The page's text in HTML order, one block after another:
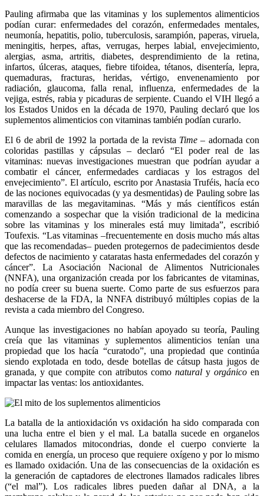
Pauling afirmaba que las vitaminas y los suplementos alimenticios
podían curar: enfermedades del corazón, enfermedades mentales,
neumonía, hepatitis, polio, tuberculosis, sarampión, paperas, viruela,
meningitis, herpes, aftas, verrugas, herpes labial, envejecimiento,
alergias, asma, artritis, diabetes, desprendimiento de la retina,
infartos, úlceras, ataques, fiebre tifoidea, tétanos, disentería, lepra,
quemaduras, fracturas, heridas, vértigo, envenenamiento por
radiación, glaucoma, falla renal, influenza, enfermedades de la
vejiga, estrés, rabia y picaduras de serpiente. Cuando el VIH llegó a
los Estados Unidos en la década de 1970, Pauling declaró que los
suplementos alimenticios con vitaminas también podían curarlo.
El 6 de abril de 1992 la portada de la revista Time– adornada con
coloridas pastillas y cápsulas – declaró “El poder real de las
vitaminas: nuevas investigaciones muestran que podrían ayudar a
combatir el cáncer, enfermedades cardiacas y los estragos del
envejecimiento”. El artículo, escrito por Anastasia Truféis, hacía eco
de las nociones equivocadas (y ya desmentidas) de Pauling sobre las
maravillas de las megavitaminas. “Más y más científicos están
comenzando a sospechar que la visión tradicional de la medicina
sobre las vitaminas y los minerales está muy limitada”, escribió
Toufexis. “Las vitaminas –frecuentemente en dosis mucho más altas
que las recomendadas– pueden protegernos de padecimientos desde
defectos de nacimiento y cataratas hasta enfermedades del corazón y
cáncer”. La Asociación Nacional de Alimentos Nutricionales
(NNFA), una organización creada por los fabricantes de vitaminas,
no podía creer su buena suerte. Como parte de sus esfuerzos para
deshacerse de la FDA, la NNFA distribuyó múltiples copias de la
revista a cada miembro del Congreso.
Aunque las investigaciones no habían apoyado su teoría, Pauling
creía que las vitaminas y suplementos alimenticios tenían una
propiedad que los hacía “curatodo”, una propiedad que continúa
siendo explotada en todo, desde botellas de cátsup hasta jugos de
granada, y que compite con atributos como natural y orgánico en
impactar las ventas: los antioxidantes.
La batalla de la antioxidación vs oxidación ha sido comparada con
una lucha entre el bien y el mal. La batalla sucede en organelos
celulares llamados mitocondrias, donde el cuerpo convierte la
comida en energía, un proceso que requiere oxígeno y por lo mismo
es llamado oxidación. Una de las consecuencias de la oxidación es
la generación de captadores de electrones llamados radicales libres
(“el mal”). Los radicales libres pueden dañar al DNA, a la